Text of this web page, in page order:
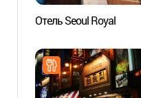
Отель Seoul Royal